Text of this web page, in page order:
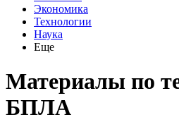
Экономика
Технологии
Наука
Еще
Материалы по
БПЛА